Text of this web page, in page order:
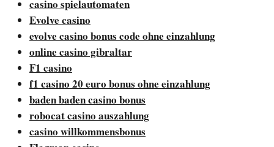
casino spielautomaten
Evolve casino
evolve casino bonus code ohne einzahlung
online casino gibraltar
F1 casino
f1 casino 20 euro bonus ohne einzahlung
baden baden casino bonus
robocat casino auszahlung
casino willkommensbonus